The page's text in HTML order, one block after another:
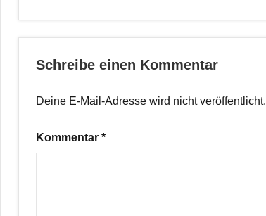
Schreibe einen Kommentar
Deine E-Mail-Adresse wird nicht veröffentlicht.
Kommentar *